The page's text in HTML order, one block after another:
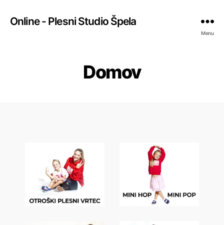
Online - Plesni Studio Špela
Menu
Domov